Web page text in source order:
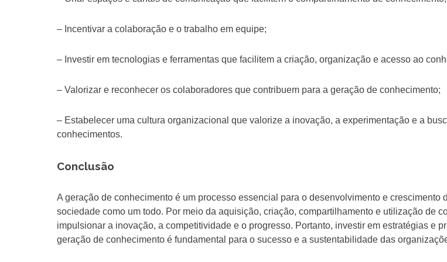
– Incentivar a colaboração e o trabalho em equipe;
– Investir em tecnologias e ferramentas que facilitem a criação, organização e acesso ao
– Valorizar e reconhecer os colaboradores que contribuem para a geração de conhecimento;
– Estabelecer uma cultura organizacional que valorize a inovação, a experimentação e a
conhecimentos.
Conclusão
A geração de conhecimento é um processo essencial para o desenvolvimento e crescimento
sociedade como um todo. Por meio da aquisição, criação, compartilhamento e utilização de
impulsionar a inovação, a competitividade e o progresso. Portanto, investir em estratégias e
geração de conhecimento é fundamental para o sucesso e a sustentabilidade das